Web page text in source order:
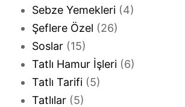
Sebze Yemekleri (4)
Şeflere Özel (26)
Soslar (15)
Tatlı Hamur İşleri (6)
Tatlı Tarifi (5)
Tatlılar (5)